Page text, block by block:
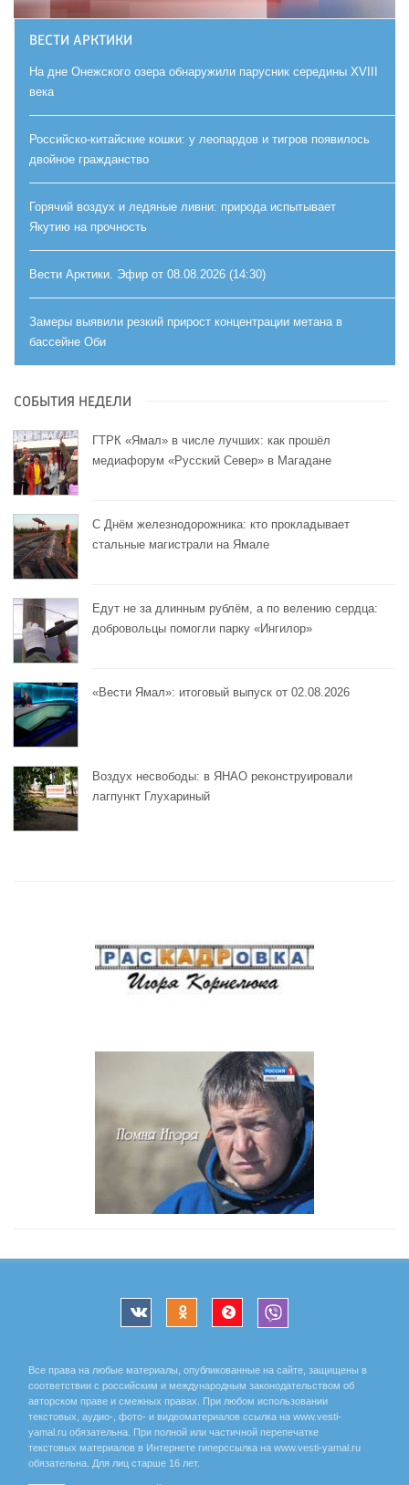
ВЕСТИ АРКТИКИ
На дне Онежского озера обнаружили парусник середины XVIII
века
Российско-китайские кошки: у леопардов и тигров появилось
двойное гражданство
Горячий воздух и ледяные ливни: природа испытывает
Якутию на прочность
Вести Арктики. Эфир от 08.08.2026 (14:30)
Замеры выявили резкий прирост концентрации метана в
бассейне Оби
СОБЫТИЯ НЕДЕЛИ
ГТРК «Ямал» в числе лучших: как прошёл
медиафорум «Русский Север» в Магадане
С Днём железнодорожника: кто прокладывает
стальные магистрали на Ямале
Едут не за длинным рублём, а по велению сердца:
добровольцы помогли парку «Ингилор»
«Вести Ямал»: итоговый выпуск от 02.08.2026
Воздух несвободы: в ЯНАО реконструировали
лагпункт Глухариный
Все права на любые материалы, опубликованные на сайте, защищены в
соответствии с российским и международным законодательством об
авторском праве и смежных правах. При любом использовании
текстовых, аудио-, фото- и видеоматериалов ссылка на www.vesti-
yamal.ru обязательна. При полной или частичной перепечатке
текстовых материалов в Интернете гиперссылка на www.vesti-yamal.ru
обязательна. Для лиц старше 16 лет.